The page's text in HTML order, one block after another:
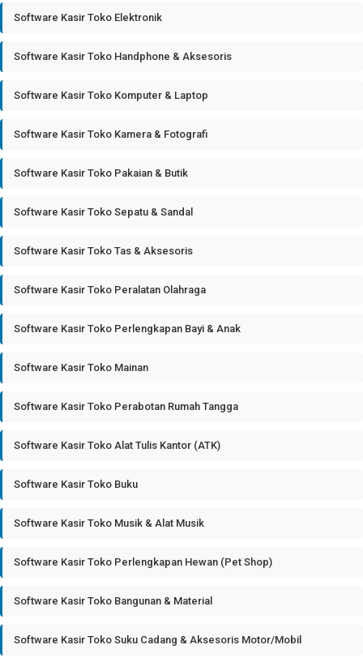
Software Kasir Toko Elektronik
Software Kasir Toko Handphone & Aksesoris
Software Kasir Toko Komputer & Laptop
Software Kasir Toko Kamera & Fotografi
Software Kasir Toko Pakaian & Butik
Software Kasir Toko Sepatu & Sandal
Software Kasir Toko Tas & Aksesoris
Software Kasir Toko Peralatan Olahraga
Software Kasir Toko Perlengkapan Bayi & Anak
Software Kasir Toko Mainan
Software Kasir Toko Perabotan Rumah Tangga
Software Kasir Toko Alat Tulis Kantor (ATK)
Software Kasir Toko Buku
Software Kasir Toko Musik & Alat Musik
Software Kasir Toko Perlengkapan Hewan (Pet Shop)
Software Kasir Toko Bangunan & Material
Software Kasir Toko Suku Cadang & Aksesoris Motor/Mobil